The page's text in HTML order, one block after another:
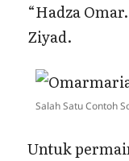
“Hadza
Ziyad.
Salah Satu Contoh
Untuk